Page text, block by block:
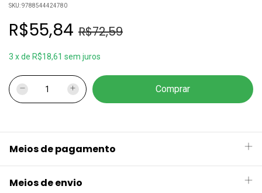
SKU:9788544424780
R$55,84 R$72,59
3 xde R$18,61 sem juros
Meios de pagamento
Meios de envio